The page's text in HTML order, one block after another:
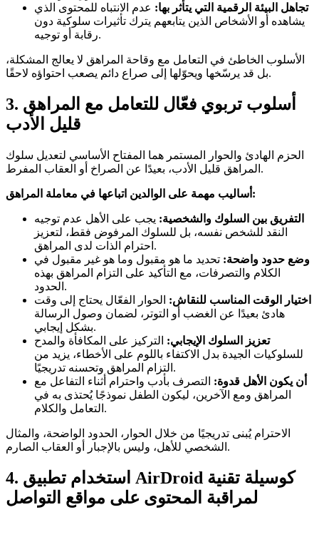
تجاهل البيئة الرقمية التي يتأثر بها: عدم الانتباه للمحتوى الذي
يشاهده أو الأشخاص الذين يتابعهم يترك تأثيرات سلوكية دون
رقابة أو توجيه.
الأسلوب الخاطئ في التعامل مع وقاحة المراهق لا يعالج المشكلة،
بل قد يرسّخها ويحوّلها إلى صراع دائم يصعب احتواؤه لاحقًا.
3. أسلوب تربوي فعّال للتعامل مع المراهق
قليل الأدب
الحزم الهادئ والحوار المستمر هما المفتاح الأساسي لتعديل سلوك
المراهق قليل الأدب، بعيدًا عن الصراخ أو العقاب المفرط.
أساليب مهمة على الوالدين اتباعها في معاملة المراهق:
التفريق بين السلوك والشخصية: يجب على الأهل عدم توجيه
النقد للشخص نفسه، بل للسلوك المرفوض فقط، لتعزيز
احترام الذات لدى المراهق.
وضع حدود واضحة: تحديد ما هو مقبول وما هو غير مقبول في
الكلام والتصرفات، مع التأكيد على التزام المراهق بهذه
الحدود.
اختيار الوقت المناسب للنقاش: الحوار الفعّال يحتاج إلى وقت
هادئ بعيدًا عن الغضب أو التوتر، لضمان وصول الرسالة
بشكل إيجابي.
تعزيز السلوك الإيجابي: التركيز على المكافأة والمدح
للسلوكيات الجيدة بدل الاكتفاء باللوم على الأخطاء، يزيد من
التزام المراهق وتحسنه تدريجيًا.
أن يكون الأهل قدوة: التصرف بأدب واحترام أثناء التفاعل مع
المراهق ومع الآخرين، ليكون الطفل نموذجًا يُحتذى به في
التعامل والكلام.
الاحترام يُبنى تدريجيًا من خلال الحوار، الحدود الواضحة، والمثال
الشخصي للأهل، وليس بالإجبار أو العقاب الصارم.
4. استخدام تطبيق AirDroid كوسيلة تقنية
لمراقبة المحتوى على مواقع التواصل